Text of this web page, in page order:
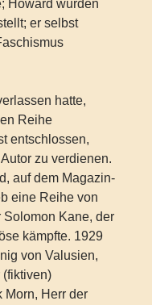
Howard wurden
er selbst
hatte,
Reihe
entschlossen,
zu verdienen.
auf dem Magazin-
eine Reihe von
Kane, der
kämpfte. 1929
von Valusien,
Morn, Herr der